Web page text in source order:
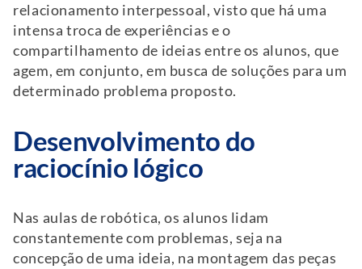
relacionamento interpessoal, visto que há uma
intensa troca de experiências e o
compartilhamento de ideias entre os alunos, que
agem, em conjunto, em busca de soluções para um
determinado problema proposto.
Desenvolvimento do
raciocínio lógico
Nas aulas de robótica, os alunos lidam
constantemente com problemas, seja na
concepção de uma ideia, na montagem das peças